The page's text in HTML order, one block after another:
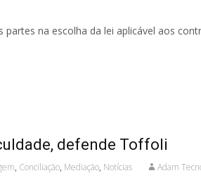
na escolha da lei aplicável aos
defende Toffoli
, Conciliação, Mediação, Notícias Adam